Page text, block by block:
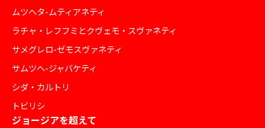
ムツヘタ-ムティアネティ
ラチャ・レフフミとクヴェモ・スヴァネティ
サメグレロ-ゼモスヴァネティ
サムツヘ-ジャバケティ
シダ・カルトリ
トビリシ
ジョージアを超えて